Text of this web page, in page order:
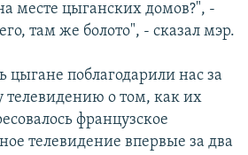
месте цыганских домов?", -
там же болото", - сказал мэр.
поблагодарили нас за
о том, как их
французское
телевидение впервые за два